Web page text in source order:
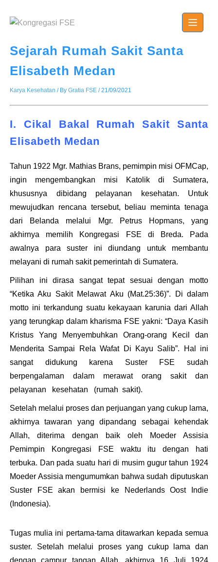
Sejarah Rumah Sakit Santa
Elisabeth Medan
Karya Kesehatan / By Gratia FSE /21/09/2021
I. Cikal Bakal Rumah Sakit Santa
Elisabeth Medan
Tahun 1922 Mgr. Mathias Brans, pemimpin misi OFMCap,
ingin mengembangkan misi Katolik di Sumatera,
khususnya dibidang pelayanan kesehatan. Untuk
mewujudkan rencana tersebut, beliau meminta tenaga
dari Belanda melalui Mgr. Petrus Hopmans, yang
akhirnya memilih Kongregasi FSE di Breda. Pada
awalnya para suster ini diundang untuk membantu
melayani di rumah sakit pemerintah di Sumatera.
Pilihan ini dirasa sangat tepat sesuai dengan motto
“Ketika Aku Sakit Melawat Aku (Mat.25:36)”. Di dalam
motto ini terkandung suatu kekayaan karunia dari Allah
yang terungkap dalam kharisma FSE yakni: “Daya Kasih
Kristus Yang Menyembuhkan Orang-orang Kecil dan
Menderita Sampai Rela Wafat Di Kayu Salib”. Hal ini
sangat didukung karena Suster FSE sudah
berpengalaman dalam merawat orang sakit dan
pelayanan kesehatan (rumah sakit).
Setelah melalui proses dan perjuangan yang cukup lama,
akhirnya tawaran yang dipandang sebagai kehendak
Allah, diterima dengan baik oleh Moeder Assisia
Pemimpin Kongregasi FSE waktu itu dengan hati
terbuka. Dan pada suatu hari di musim gugur tahun 1924
Moeder Assisia mengumumkan bahwa sudah diputuskan
Suster FSE akan bermisi ke
Nederlands Oost Indie
(Indonesia).
Tugas mulia ini pertama-tama ditawarkan kepada semua
suster. Setelah melalui proses yang cukup lama dan
dengan campur tangan Allah, akhirnya 16 Juli 1924